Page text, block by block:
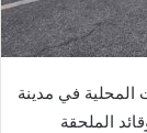
المحلية في مدينة
الملحقة